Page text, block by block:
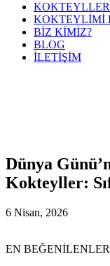
KOKTEYLLER
KOKTEYLİMİ
BİZ KİMİZ?
BLOG
İLETİŞİM
Dünya
Kokteyller:
6 Nisan, 2026
EN BEĞENİLENLER